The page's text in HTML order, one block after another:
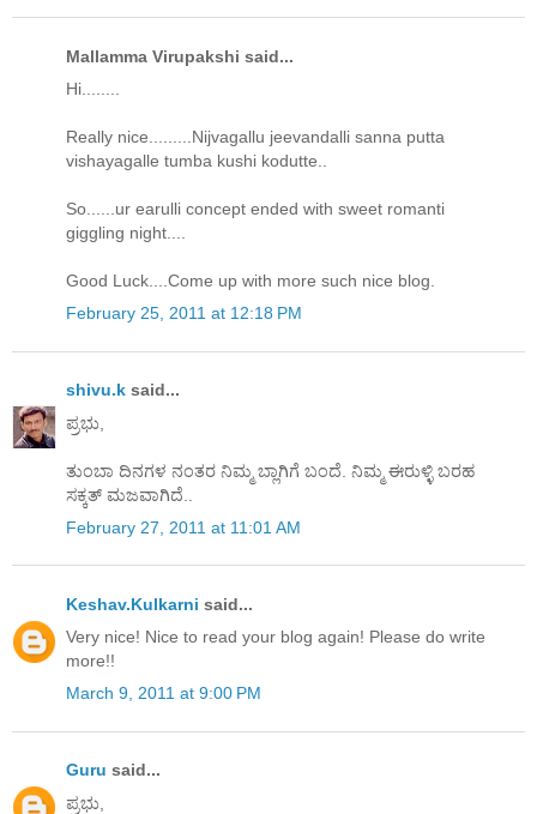
Mallamma Virupakshi said...
Hi........
Really nice.........Nijvagallu jeevandalli sanna putta
vishayagalle tumba kushi kodutte..
So......ur earulli concept ended with sweet romanti
giggling night....
Good Luck....Come up with more such nice blog.
February 25, 2011 at 12:18 PM
shivu.k said...
ಪ್ರಭು,
ತುಂಬಾ ದಿನಗಳ ನಂತರ ನಿಮ್ಮ ಬ್ಲಾಗಿಗೆ ಬಂದೆ. ನಿಮ್ಮ ಈರುಳ್ಳಿ ಬರಹ
ಸಕ್ಕತ್ ಮಜವಾಗಿದೆ..
February 27, 2011 at 11:01 AM
Keshav.Kulkarni said...
Very nice! Nice to read your blog again! Please do write
more!!
March 9, 2011 at 9:00 PM
Guru said...
ಪ್ರಭು,